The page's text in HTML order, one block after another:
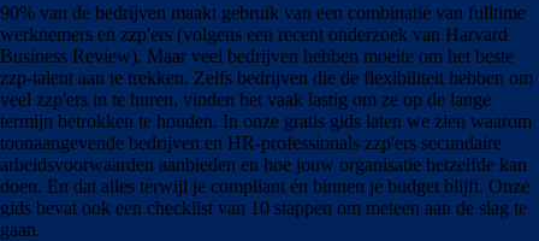
90% van de bedrijven maakt gebruik van een combinatie van fulltime
werknemers en zzp'ers (volgens een recent onderzoek van Harvard
Business Review). Maar veel bedrijven hebben moeite om het beste
zzp-talent aan te trekken. Zelfs bedrijven die de flexibiliteit hebben om
veel zzp'ers in te huren, vinden het vaak lastig om ze op de lange
termijn betrokken te houden. In onze gratis gids laten we zien waarom
toonaangevende bedrijven en HR-professionals zzp'ers secundaire
arbeidsvoorwaarden aanbieden en hoe jouw organisatie hetzelfde kan
doen. En dat alles terwijl je compliant én binnen je budget blijft. Onze
gids bevat ook een checklist van 10 stappen om meteen aan de slag te
gaan.